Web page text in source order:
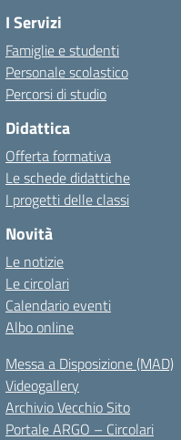
I Servizi
Famiglie e studenti
Personale scolastico
Percorsi di studio
Didattica
Offerta formativa
Le schede didattiche
I progetti delle classi
Novità
Le notizie
Le circolari
Calendario eventi
Albo online
Messa a Disposizione (MAD)
Videogallery
Archivio Vecchio Sito
Portale ARGO – Circolari